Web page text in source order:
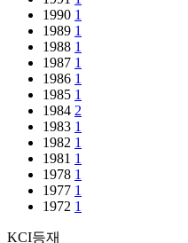
1990 1
1989 1
1988 1
1987 1
1986 1
1985 1
1984 2
1983 1
1982 1
1981 1
1978 1
1977 1
1972 1
KCI등재